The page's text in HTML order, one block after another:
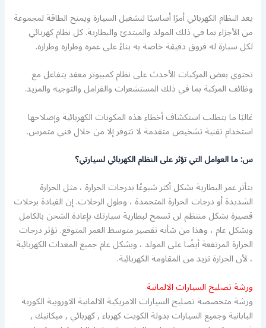
يعد النظام الكهربائي أمرًا أساسيًا لتشغيل السيارة ويمنح الطاقة لمجموعة
من الأجزاء بما في ذلك المولد والمبتدئ والبطارية. كل نظام كهربائي
لكل سيارة له فروق دقيقة خاصة به بناءً على عمره وطرازه وطرازه.
تحتوي بعض المركبات الأحدث على نظام كمبيوتر معقد يتفاعل مع
وظائف المركبة بما في ذلك المستشعرات والفرامل والتوجيه والمزيد.
غالبًا ما يتطلب استكشاف أخطاء هذه المكونات الكهربائية وإصلاحها
استخدام تقنية تشخيص متقدمة لا تتوفر إلا من خلال فني متمرس.
س: ما العوامل التي تؤثر على النظام الكهربائي لسيارتي؟
يتأثر عمر البطارية بشكل أكثر شيوعًا بدرجات الحرارة ، مثل الحرارة
الشديدة أو درجات الحرارة المتجمدة ، وطول الرحلات. إن القيادة برحلات
قصيرة بشكل منتظم لن تسمح لبطارية سيارتك بإعادة الشحن بالكامل
وبشكل عام ، وهذا من شأنه تقصير متوسط ​​العمر المتوقع. تؤثر درجات
الحرارة المرتفعة أيضًا على المولد ، وبشكل عام جميع المعدات الكهربائية
، لأن الحرارة تزيد من المقاومة الكهربائية.
ورشة تصليح السيارات الالمانية
ورشة متخصصة تصليح السيارات الامريكية الالمانية الاوروبية الكورية
البابانية وجميع السيارات بدولة الكويت كهرباء , كهربائي , ميكانيك ,